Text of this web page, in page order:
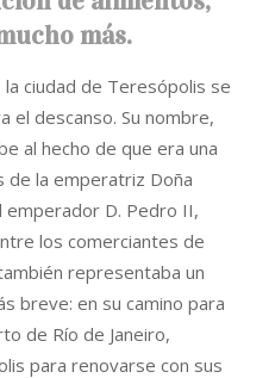
más.
ciudad de Teresópolis se
el descanso. Su nombre,
al hecho de que era una
de la emperatriz Doña
emperador D. Pedro II,
los comerciantes de
representaba un
breve: en su camino para
de Río de Janeiro,
para renovarse con sus